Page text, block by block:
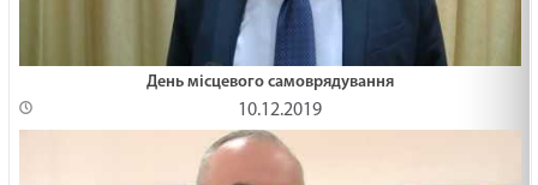
День місцевого самоврядування
10.12.2019